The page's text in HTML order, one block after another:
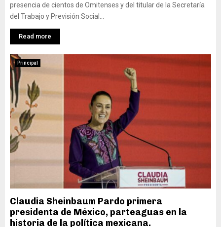
presencia de cientos de Omitenses y del titular de la Secretaría
del Trabajo y Previsión Social...
Read more
Principal
Claudia Sheinbaum Pardo primera
presidenta de México, parteaguas en la
historia de la política mexicana.